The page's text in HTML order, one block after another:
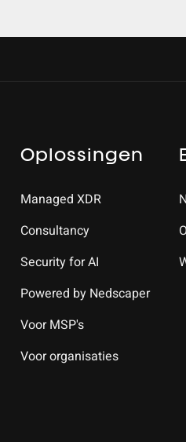
Oplossingen
Managed XDR
Consultancy
Security for AI
Powered by Nedscaper
Voor MSP's
Voor organisaties